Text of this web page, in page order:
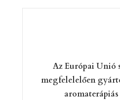
Az Európai Unió
megfelelelően